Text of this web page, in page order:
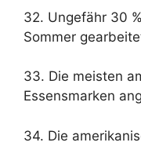
32. Ungefähr 30
Sommer
33. Die meisten
Essensmarken
34. Die